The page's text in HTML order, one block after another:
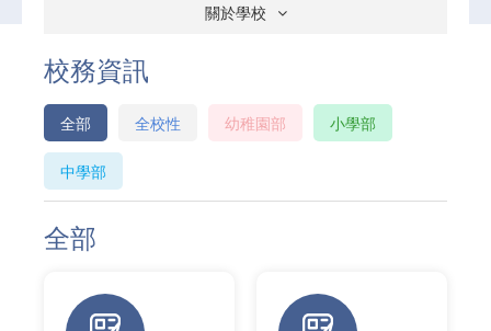
關於學校
校務資訊
全部 全校性 幼稚園部 小學部
中學部
全部